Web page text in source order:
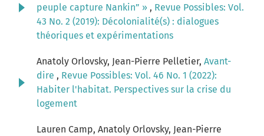
peuple capture Nankin” » , Revue Possibles: Vol.
43 No. 2 (2019): Décolonialité(s) : dialogues
théoriques et expérimentations
Anatoly Orlovsky, Jean-Pierre Pelletier, Avant-
dire , Revue Possibles: Vol. 46 No. 1 (2022):
Habiter l'habitat. Perspectives sur la crise du
logement
Lauren Camp, Anatoly Orlovsky, Jean-Pierre